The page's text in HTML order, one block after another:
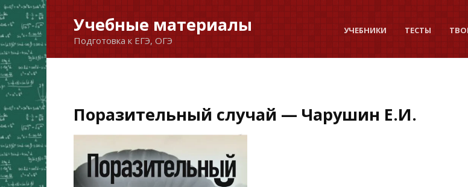
Перейти
к
содержанию
Учебные материалы
Подготовка к ЕГЭ, ОГЭ
УЧЕБНИКИ ТЕСТЫ
Поразительный случай — Чарушин Е.И.